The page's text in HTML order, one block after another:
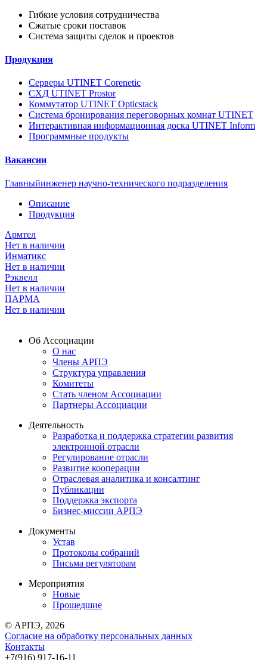
Гибкие условия сотрудничества
Сжатые сроки поставок
Система защиты сделок и проектов
Продукция
Серверы UTINET Corenetic
СХД UTINET Prostor
Коммутатор UTINET Opticstack
Система бронирования переговорных комнат UTINET
Интерактивная информационная доска UTINET Inform
Программные продукты
Вакансии
Главныйинженер научно-технического подразделения
Описание
Продукция
Армтел
Нет в наличии
Инматикс
Нет в наличии
Рэквелл
Нет в наличии
ПАРМА
Нет в наличии
Об Ассоциации
О нас
Члены АРПЭ
Структура управления
Комитеты
Стать членом Ассоциации
Партнеры Ассоциации
Деятельность
Разработка и поддержка стратегии развития
электронной отрасли
Регулирование отрасли
Развитие кооперации
Отраслевая аналитика и консалтинг
Публикации
Поддержка экспорта
Бизнес-миссии АРПЭ
Документы
Устав
Протоколы собраний
Письма регуляторам
Мероприятия
Новые
Прошедшие
© АРПЭ, 2026
Согласие на обработку персональных данных
Контакты
+7(916) 917-16-11